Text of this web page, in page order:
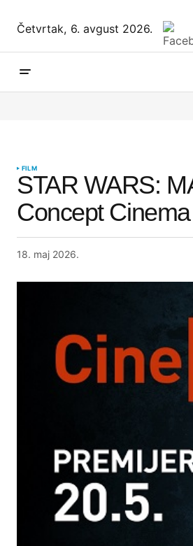
Četvrtak,6. avgust 2026.
FILM
STAR WARS:
Concept
18. maj 2026.